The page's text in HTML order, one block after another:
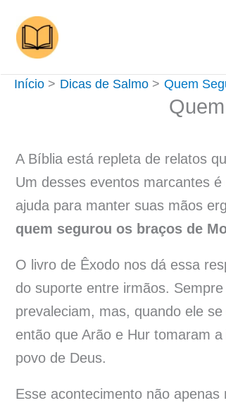
para
conteúdo
Início Dicas de Salmo Quem
A Bíblia está repleta de relatos
Um desses eventos marcantes
ajuda para manter suas mãos
quem segurou os braços de
O livro de Êxodo nos dá essa
do suporte entre irmãos.
prevaleciam, mas, quando ele
então que Arão e Hur tomaram
povo de Deus.
Esse acontecimento não